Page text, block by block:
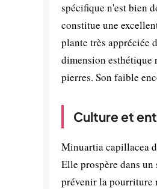
spécifique n'est bien
constitue une
plante très appréciée
dimension esthétique
pierres. Son faible
Culture et
Minuartia capillacea
Elle prospère dans
prévenir la pourriture